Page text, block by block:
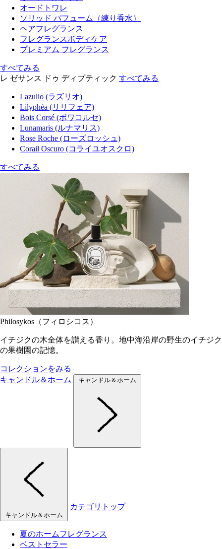
オードトワレ
ソリッド パフューム（練り香水）
ヘアフレグランス
フレグランスボディケア
プレミアム フレグランス
すべてみる
レ ゼサンス ドゥ ディプティック すべてみる
Lazulio (ラズリオ)
Lilyphéa (リリフェア)
Bois Corsé (ボワコルセ)
Lunamaris (ルナマリス)
Rose Roche (ローズロッシュ)
Corail Oscuro (コライユオスクロ)
すべてみる
Philosykos（フィロシコス）
イチジクの木全体を讃える香り。地中海沿岸の野生のイチジク
の果樹園の記憶。
コレクションをみる
キャンドル＆ホーム
キャンドル＆ホーム
キャンドル＆ホーム
カテゴリトップ
夏のホームフレグランス
ベストセラー